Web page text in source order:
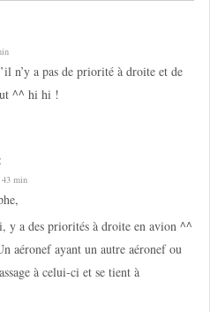
n’y a pas de priorité à droite et de
^^ hi hi !
min
y a des priorités à droite en avion ^^
aéronef ayant un autre aéronef ou
à celui-ci et se tient à